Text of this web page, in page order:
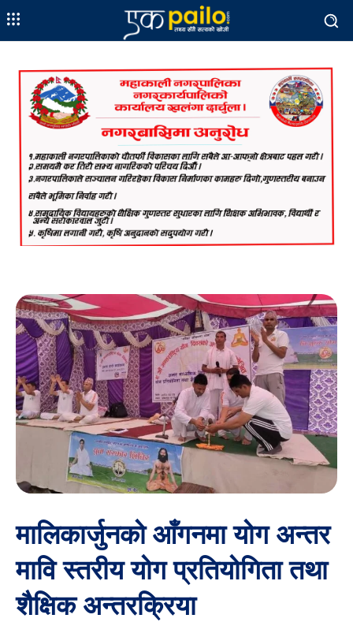
मालिकार्जुनको आँगनमा योग अन्तर
मावि स्तरीय योग प्रतियोगिता तथा
शैक्षिक अन्तरक्रिया